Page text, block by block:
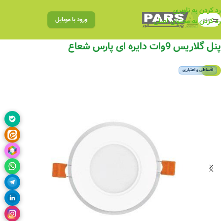
رد کردن به ناوبری
رد کردن به محتوای اصلی
منو ورود با موبایل
پنل گلاریس 9وات دایره ای پارس شعاع
اقساطی و اعتباری
-5%